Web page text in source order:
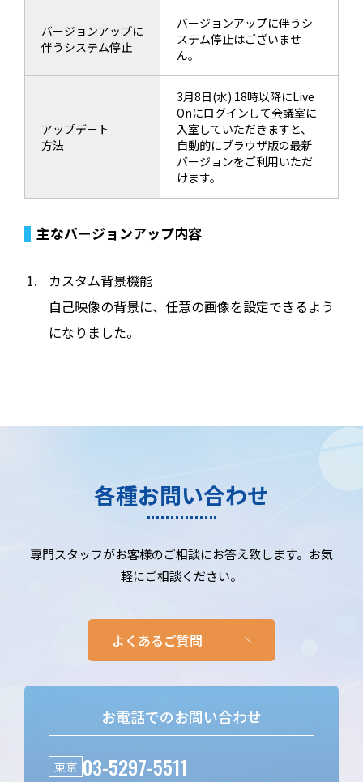
バージョンアップに
伴うシステム停止
バージョンアップに伴うシ
ステム停止はございませ
ん。
アップデート
方法
3月8日(水) 18時以降にLive
Onにログインして会議室に
入室していただきますと、
自動的にブラウザ版の最新
バージョンをご利用いただ
けます。
主なバージョンアップ内容
カスタム背景機能
自己映像の背景に、任意の画像を設定できるよう
になりました。
各種お問い合わせ
専門スタッフがお客様のご相談にお答え致します。お気
軽にご相談ください。
よくあるご質問
お電話でのお問い合わせ
東京 03-5297-5511